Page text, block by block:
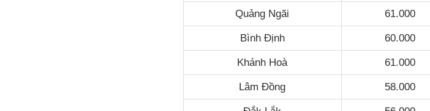
Quảng Ngãi 61.000
Bình Định 60.000
Khánh Hoà 61.000
Lâm Đồng 58.000